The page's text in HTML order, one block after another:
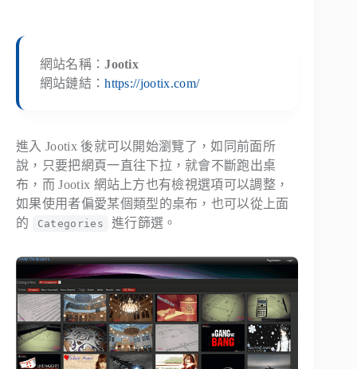
網站名稱：Jootix
網站鏈結：https://jootix.com/
進入 Jootix 後就可以開始瀏覽了，如同前面所
說，只要把網頁一直往下拉，就會不斷跑出桌
布，而 Jootix 網站上方也有檢視選項可以調整，
如果使用者偏愛某個類型的桌布，也可以從上面
的
Categories 進行篩選。